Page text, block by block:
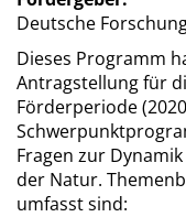
Deutsche
Dieses Programm
Antragstellung für
Förderperiode
Fragen zur
der Natur.
umfasst sind: